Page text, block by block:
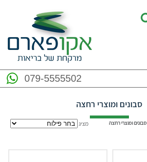
079-5555502
סבונים ומוצרי רחצה
סבונים ומוצרי רחצה מציג